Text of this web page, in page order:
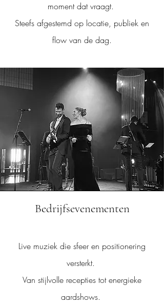
moment dat vraagt.
Steefs afgestemd op locatie, publiek en
flow van de dag.
Bekijk hier onze brochure
Bedrijfsevenementen
Live muziek die sfeer en positionering
versterkt.
Van stijlvolle recepties tot energieke
aardshows.